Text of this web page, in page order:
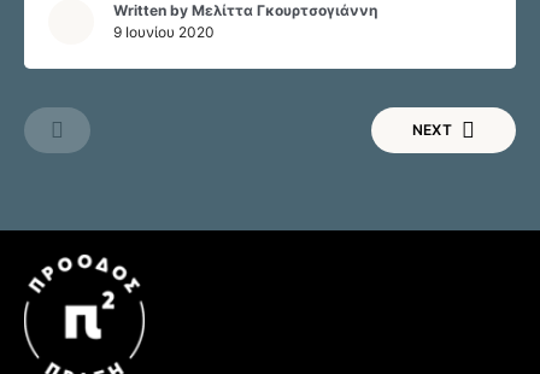
Πανεπιστήμιο-Ακαδημία) υπήρξε
Άλλωστε, τον 19ο αιώνα οι
Χάνσεν δημιούργησαν αυτό το
Αθήνα, χωρίς αυτοκίνητα.
Written by Μελίττα Γκουρτσογιάννη
9 Ιουνίου 2020
NEXT